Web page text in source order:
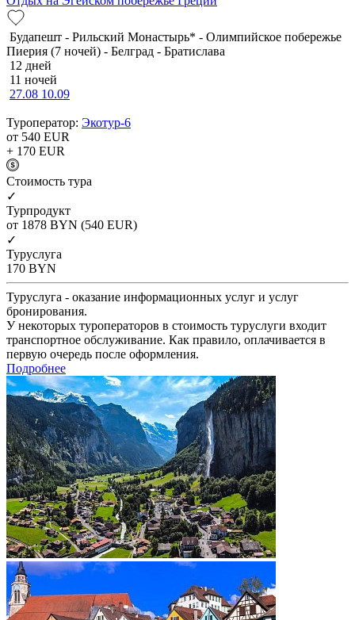
Будапешт - Рильский Монастырь* - Олимпийское побережье
Пиерия (7 ночей) - Белград - Братислава
12 дней
11 ночей
27.08 10.09
Туроператор: Экотур-6
от 540 EUR
+ 170 EUR
Cтоимость тура
✓
Турпродукт
от 1878 BYN (540 EUR)
✓
Туруслуга
170 BYN
Туруслуга - оказание информационных услуг и услуг
бронирования.
У некоторых туроператоров в стоимость туруслуги входит
транспортное обслуживание. Как правило, оплачивается в
первую очередь после оформления.
Подробнее